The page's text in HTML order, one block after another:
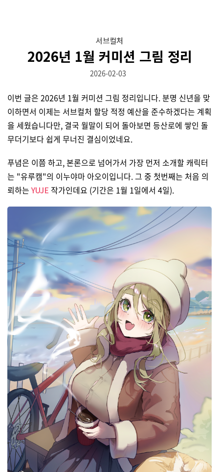
서브컬처
2026년 1월 커미션 그림 정리
2026-02-03
이번 글은 2026년 1월 커미션 그림 정리입니다. 분명 신년을 맞
이하면서 이제는 서브컬처 할당 적정 예산을 준수하겠다는 계획
을 세웠습니다만, 결국 월말이 되어 돌아보면 등산로에 쌓인 돌
무더기보다 쉽게 무너진 결심이었네요.
푸념은 이쯤 하고, 본론으로 넘어가서 가장 먼저 소개할 캐릭터
는 "유루캠"의 이누야마 아오이입니다. 그 중 첫번째는 처음 의
뢰하는YUJE 작가인데요 (기간은 1월 1일에서 4일).